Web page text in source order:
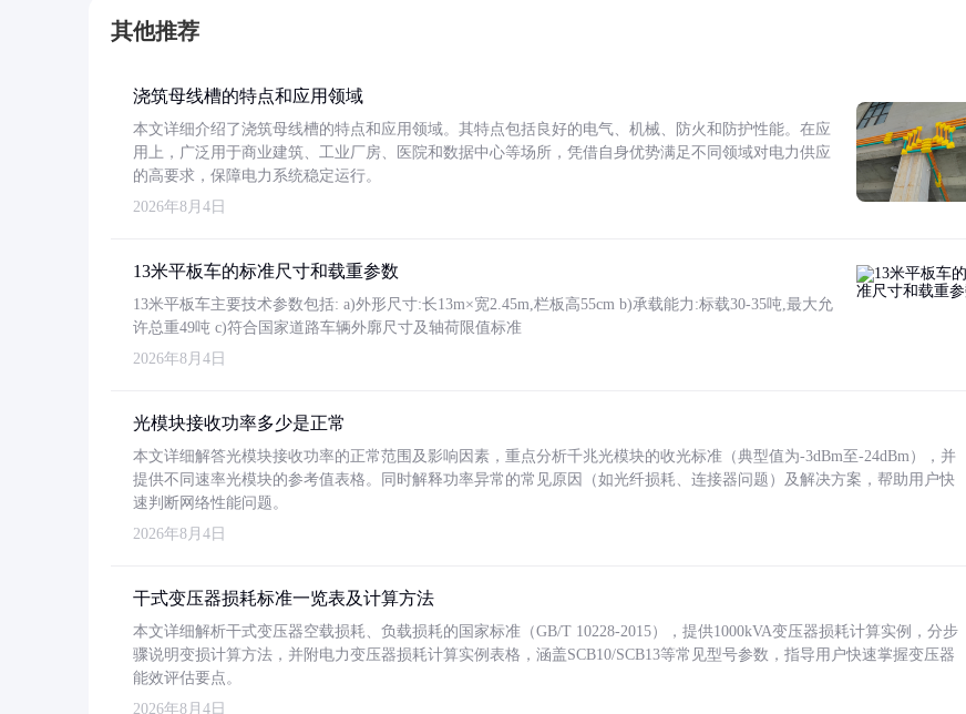
其他推荐
浇筑母线槽的特点和应用领域
本文详细介绍了浇筑母线槽的特点和应用领域。其特点包括良好的电气、机械、防火和防护性能。在应
用上，广泛用于商业建筑、工业厂房、医院和数据中心等场所，凭借自身优势满足不同领域对电力供应
的高要求，保障电力系统稳定运行。
2026年8月4日
13米平板车的标准尺寸和载重参数
13米平板车主要技术参数包括: a)外形尺寸:长13m×宽2.45m,栏板高55cm b)承载能力:标载30-35吨,最大允
许总重49吨 c)符合国家道路车辆外廓尺寸及轴荷限值标准
2026年8月4日
光模块接收功率多少是正常
本文详细解答光模块接收功率的正常范围及影响因素，重点分析千兆光模块的收光标准（典型值为-3dBm至-24dBm），并
提供不同速率光模块的参考值表格。同时解释功率异常的常见原因（如光纤损耗、连接器问题）及解决方案，帮助用户快
速判断网络性能问题。
2026年8月4日
干式变压器损耗标准一览表及计算方法
本文详细解析干式变压器空载损耗、负载损耗的国家标准（GB/T 10228-2015），提供1000kVA变压器损耗计算实例，分步
骤说明变损计算方法，并附电力变压器损耗计算实例表格，涵盖SCB10/SCB13等常见型号参数，指导用户快速掌握变压器
能效评估要点。
2026年8月4日